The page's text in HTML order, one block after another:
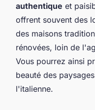
authentique et
offrent souvent des
des maisons
rénovées, loin de
Vous pourrez ainsi
beauté des
l'italienne.